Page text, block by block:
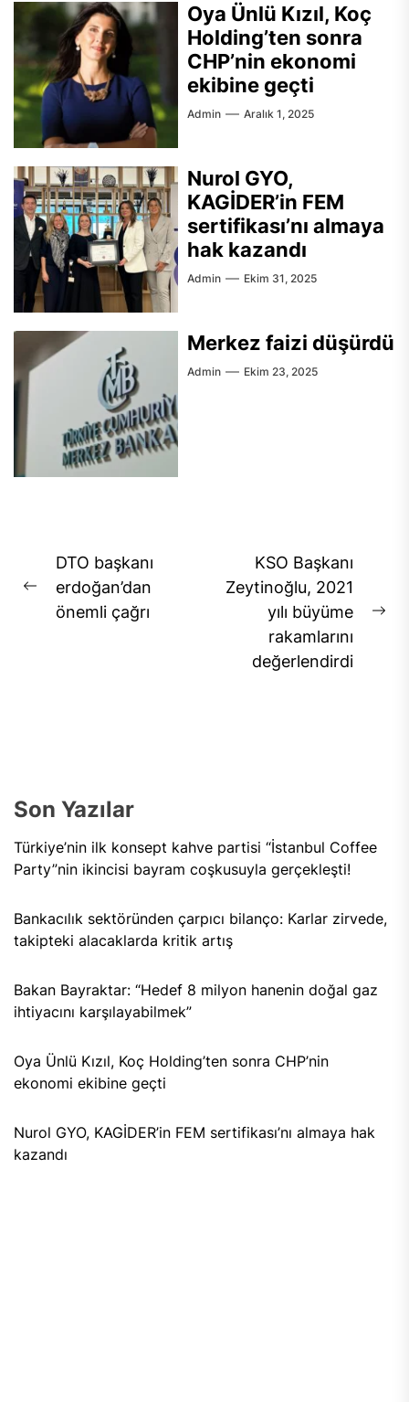
Oya Ünlü Kızıl, Koç
Holding’ten sonra
CHP’nin ekonomi
ekibine geçti
Admin Aralık 1, 2025
Nurol GYO,
KAGİDER’in FEM
sertifikası’nı almaya
hak kazandı
Admin Ekim 31, 2025
Merkez faizi düşürdü
Admin Ekim 23, 2025
Yazı
gezinmesi
Previous
post:
DTO başkanı
erdoğan’dan
önemli çağrı
KSO Başkanı
Zeytinoğlu, 2021
yılı büyüme
rakamlarını
değerlendirdi
Son Yazılar
Türkiye’nin ilk konsept kahve partisi “İstanbul Coffee
Party”nin ikincisi bayram coşkusuyla gerçekleşti!
Bankacılık sektöründen çarpıcı bilanço: Karlar zirvede,
takipteki alacaklarda kritik artış
Bakan Bayraktar: “Hedef 8 milyon hanenin doğal gaz
ihtiyacını karşılayabilmek”
Oya Ünlü Kızıl, Koç Holding’ten sonra CHP’nin
ekonomi ekibine geçti
Nurol GYO, KAGİDER’in FEM sertifikası’nı almaya hak
kazandı